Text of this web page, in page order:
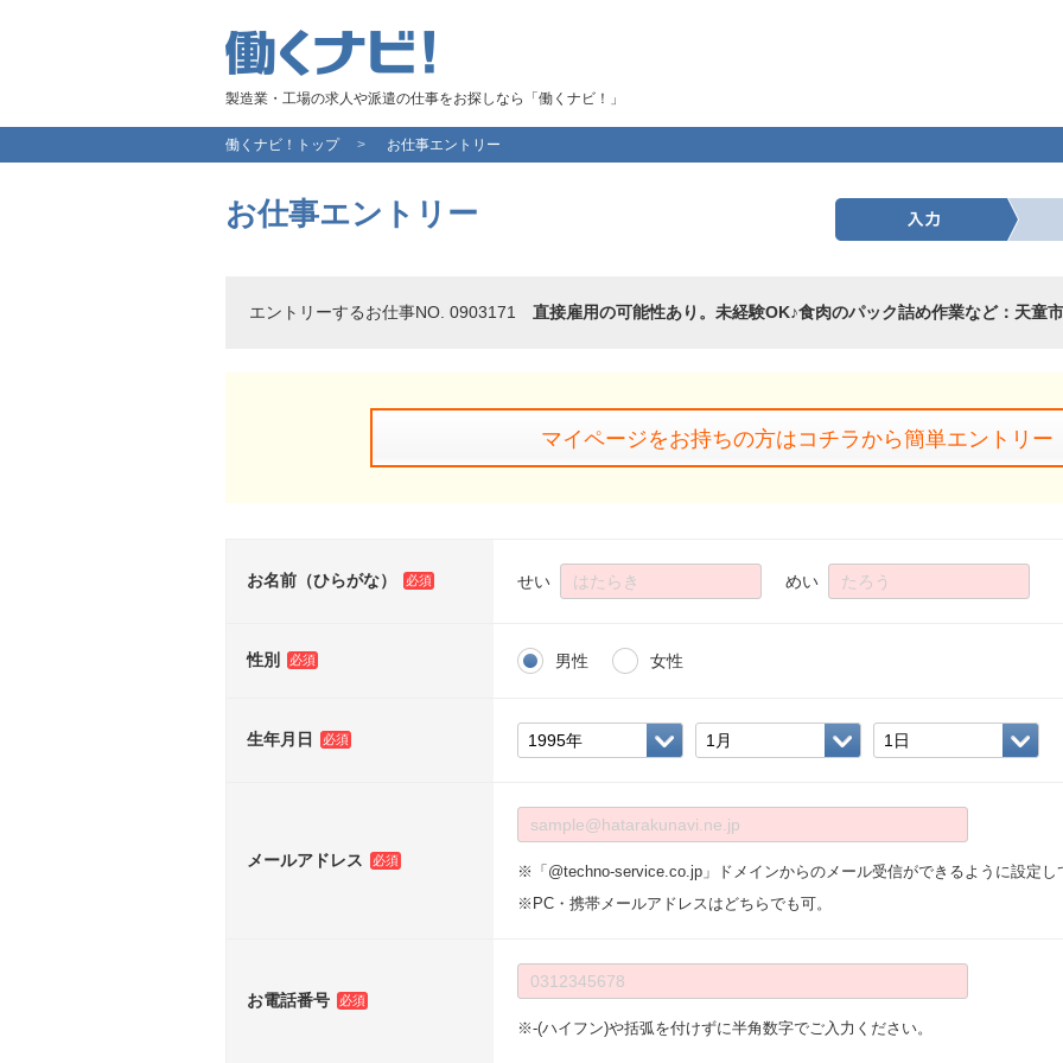
製造業・工場の求人や派遣の仕事をお探しなら「働くナビ！」
働くナビ！トップ お仕事エントリー
お仕事エントリー
エントリーするお仕事NO. 0903171 直接雇用の可能性あり。未経験OK♪食肉のパック詰め作業など：天童市
マイページをお持ちの方はコチラから簡単エントリー
お名前（ひらがな） せい めい
性別 男性 女性
生年月日
メールアドレス
※「@techno-service.co.jp」ドメインからのメール受信ができるように設定し
※PC・携帯メールアドレスはどちらでも可。
お電話番号
※-(ハイフン)や括弧を付けずに半角数字でご入力ください。